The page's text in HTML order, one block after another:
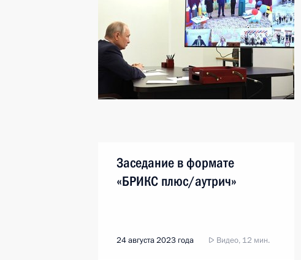
Заседание в формате
«БРИКС плюс/аутрич»
24 августа 2023 года Видео, 12 мин.